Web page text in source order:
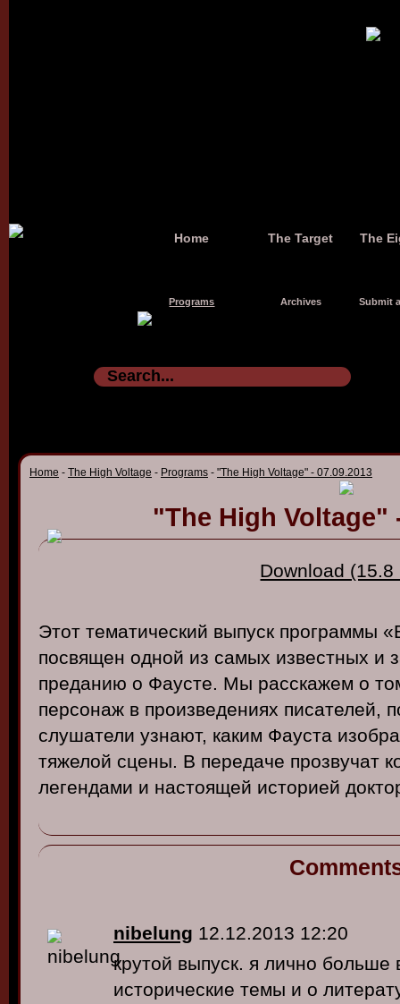
Home The Target The
Programs Archives Submit
Home - The High Voltage - Programs - "The High Voltage" - 07.09.2013
"The High Voltage"
Download (15.8
Этот тематический выпуск программы
посвящен одной из самых известных и
преданию о Фаусте. Мы расскажем о
персонаж в произведениях писателей,
слушатели узнают, каким Фауста
тяжелой сцены. В передаче прозвучат
легендами и настоящей историей
nibelung 12.12.2013 12:20
крутой выпуск. я лично
исторические темы и о